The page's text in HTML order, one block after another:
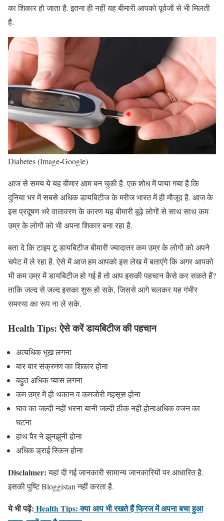
का शिकार हो जाता है. इतना ही नहीं यह बीमारी आपको पूर्वजों से भी मिलती
है.
Diabetes (Image-Google)
आज से समय ये यह बीमार आम बन चुकी है. एक शोध में पाया गया है कि
दुनिया भर में सबसे अधिक डायबिटीज के मरीज भारत में ही मौजूद है. आज के
इस प्रदूषण भरे वातावरण के कारण यह बीमारी बूढ़े लोगों से साथ साथ कम
उम्र के लोगों को भी अपना शिकार बना रहा है.
बता दे कि टाइप टू डायबिटीज बीमारी ज्यादातर कम उम्र के लोगों को अपने
चपेट में ले रहा है. ऐसे में आज हम आपको इस लेख में बताएंगे कि अगर आपको
भी कम उम्र में डायबिटीज हो गई है तो आप इसकी पहचान कैसे कर सकते हैं?
ताकि जल्द से जल्द इसका शुरू हो सके, जिससे आगे चलकर यह गंभीर
समस्या का रूप ना ले सके.
Health Tips:ऐसे करें डायबिटीज की पहचान
अत्यधिक भूख लगना
बार बार संक्रमण का शिकार होना
बहुत अधिक प्यास लगना
कम उम्र में ही थकान व कमजोरी महसूस होना
घाव का जल्दी नहीं भरना यानी जल्दी ठीक नहीं होनाअधिक वजन का
घटना
हाथ पैर ने झुनझुनी होना
अधिक ड्राई स्किन होना
Disclaimer:यहां दी गई जानकारी सामान्य जानकारियों पर आधारित है.
इसकी पुष्टि Bloggistan नहीं करता है.
ये भी पढ़ें: Health Tips: क्या आप भी रखते हैं फ्रिज में अपना बचा हुआ